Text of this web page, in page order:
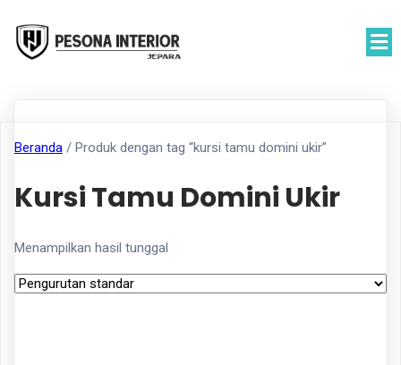
Beranda / Produk dengan tag “kursi tamu domini ukir”
Kursi Tamu Domini Ukir
Menampilkan hasil tunggal